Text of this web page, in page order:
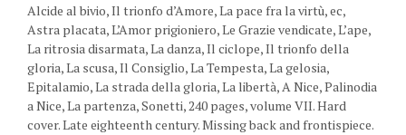
Alcide al bivio, Il trionfo d’Amore, La pace fra la virtù, ec,
Astra placata, L’Amor prigioniero, Le Grazie vendicate, L’ape,
La ritrosia disarmata, La danza, Il ciclope, Il trionfo della
gloria, La scusa, Il Consiglio, La Tempesta, La gelosia,
Epitalamio, La strada della gloria, La libertà, A Nice, Palinodia
a Nice, La partenza, Sonetti, 240 pages, volume VII. Hard
cover. Late eighteenth century. Missing back and frontispiece.